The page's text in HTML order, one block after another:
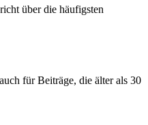
über die häufigsten
für Beiträge, die älter als 30